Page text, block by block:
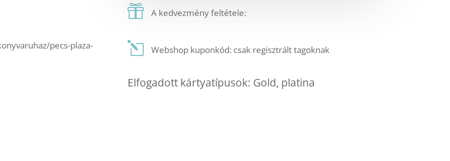
pecs-plaza-
A kedvezmény feltétele:
Webshop kuponkód: csak regisztrált tagoknak
Elfogadott kártyatípusok: Gold, platina